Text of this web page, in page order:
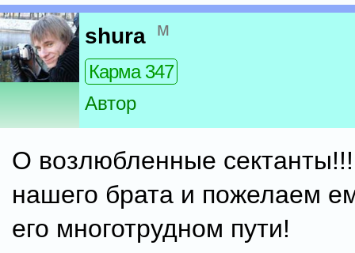
shura м
Карма 347
Автор
О возлюбленные
нашего брата и пожелаем
его многотрудном пути!